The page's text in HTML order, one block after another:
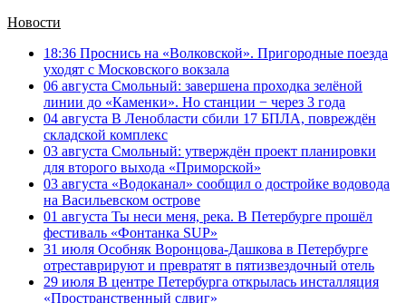
Новости
18:36 Проснись на «Волковской». Пригородные поезда
уходят с Московского вокзала
06 августа Смольный: завершена проходка зелёной
линии до «Каменки». Но станции − через 3 года
04 августа В Ленобласти сбили 17 БПЛА, повреждён
складской комплекс
03 августа Смольный: утверждён проект планировки
для второго выхода «Приморской»
03 августа «Водоканал» сообщил о достройке водовода
на Васильевском острове
01 августа Ты неси меня, река. В Петербурге прошёл
фестиваль «Фонтанка SUP»
31 июля Особняк Воронцова-Дашкова в Петербурге
отреставрируют и превратят в пятизвездочный отель
29 июля В центре Петербурга открылась инсталляция
«Пространственный сдвиг»